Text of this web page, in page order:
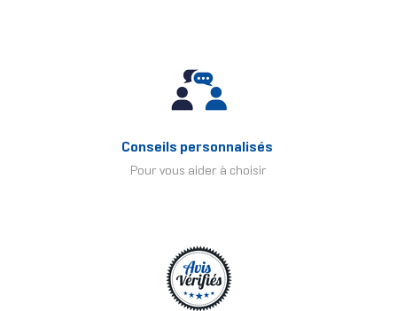
Conseils personnalisés
Pour vous aider à choisir